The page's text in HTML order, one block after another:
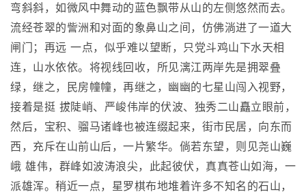
弯斜斜，如微风中舞动的蓝色飘带从山的左侧悠然而去。
流经苍翠的訾洲和对面的象鼻山之间，仿佛淌进了一道大
闸门；再远 一点，似乎难以望断，只党斗鸡山下水天相
连，山水依依。将视线回收，所见漓江两岸先是拥翠叠
绿，继之，民房幢幢，再继之，幽幽的七星山闯入视野，
接着是挺 拔陡峭、严峻伟岸的伏波、独秀二山矗立眼前，
然后，宝积、骝马诸峰也被连缀起来，街市民居，向东而
西，充斥在山前山后，一片繁华。倘若东望，则见尧山巍
峨 雄伟，群峰如波涛浪尖，此起彼伏，真真苍山如海，一
派雄浑。稍近一点，星罗棋布地堆着许多不知名的石山，